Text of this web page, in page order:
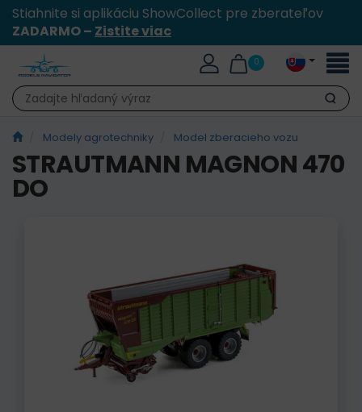
Stiahnite si aplikáciu ShowCollect pre zberateľov
ZADARMO – Zistite viac
0
Hľadať
Modely agrotechniky Model zberacieho vozu
STRAUTMANN MAGNON 470
DO